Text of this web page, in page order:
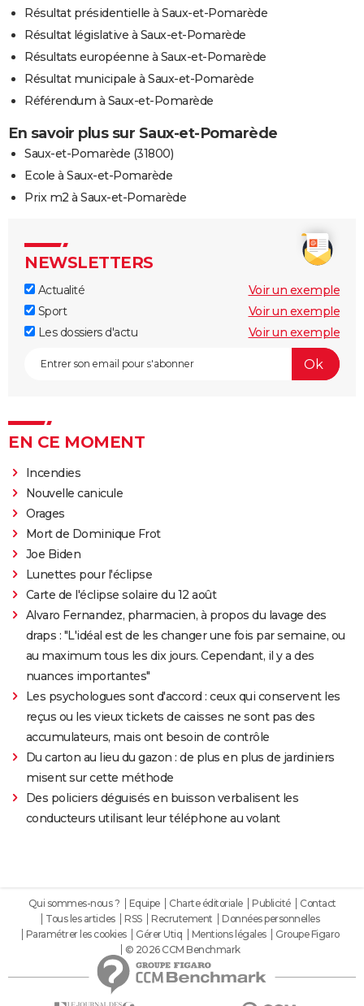
Résultat présidentielle à Saux-et-Pomarède
Résultat législative à Saux-et-Pomarède
Résultats européenne à Saux-et-Pomarède
Résultat municipale à Saux-et-Pomarède
Référendum à Saux-et-Pomarède
En savoir plus sur Saux-et-Pomarède
Saux-et-Pomarède (31800)
Ecole à Saux-et-Pomarède
Prix m2 à Saux-et-Pomarède
NEWSLETTERS
Actualité
Voir un exemple
Sport
Voir un exemple
Les dossiers d'actu
Voir un exemple
EN CE MOMENT
Incendies
Nouvelle canicule
Orages
Mort de Dominique Frot
Joe Biden
Lunettes pour l'éclipse
Carte de l'éclipse solaire du 12 août
Alvaro Fernandez, pharmacien, à propos du lavage des
draps : "L'idéal est de les changer une fois par semaine, ou
au maximum tous les dix jours. Cependant, il y a des
nuances importantes"
Les psychologues sont d'accord : ceux qui conservent les
reçus ou les vieux tickets de caisses ne sont pas des
accumulateurs, mais ont besoin de contrôle
Du carton au lieu du gazon : de plus en plus de jardiniers
misent sur cette méthode
Des policiers déguisés en buisson verbalisent les
conducteurs utilisant leur téléphone au volant
Qui sommes-nous ? Equipe Charte éditoriale Publicité
Contact
Tous les articles
RSS Recrutement
Données personnelles
Paramétrer les cookies
Gérer Utiq Mentions légales
Groupe Figaro
© 2026 CCM Benchmark